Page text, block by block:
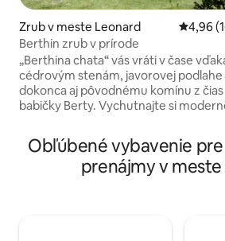
Zrub v meste Leonard
4,96
Berthin zrub v prírode
„Berthina chata“ vás vráti v čase
cédrovým stenám, javorovej podlahe
dokonca aj pôvodnému komínu z čias
babičky Berty. Vychutnajte si moderné
Čaká na vás manželská posteľ Queen.
Prineste si vlastnú posteľnú bielizeň a
uteráky. Vylepšenie je k dispozícii na
Obľúbené vybavenie
prenájmy v